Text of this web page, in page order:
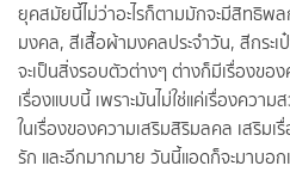
ยุคสมัยนี้ไม่ว่าอะไรก็ตามมักจะมีสิทธิพล
มงคล, สีเสื้อผ้ามงคลประจำวัน, สีกระ
จะเป็นสิ่งรอบตัวต่างๆ ต่างก็มีเรื่องขอ
เรื่องแบบนี้ เพราะมันไม่ใช่แค่เรื่องคว
ในเรื่องของความเสริมสิริมลคล เสริมเ
รัก และอีกมากมาย วันนี้แอดก็จะมาบอ